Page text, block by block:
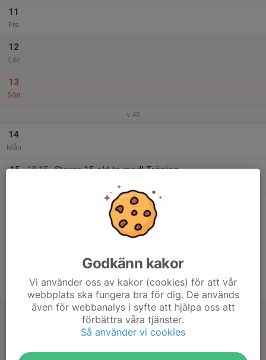
11
Fre
12
Lör
13
Sön
v.42
14
Mån
15
18:15
Stavar 15 okt ta med! Träning
Sön
Godkänn kakor
Vi använder oss av kakor (cookies) för att vår
webbplats ska fungera bra för dig. De används
även för webbanalys i syfte att hjälpa oss att
förbättra våra tjänster.
Så använder vi cookies